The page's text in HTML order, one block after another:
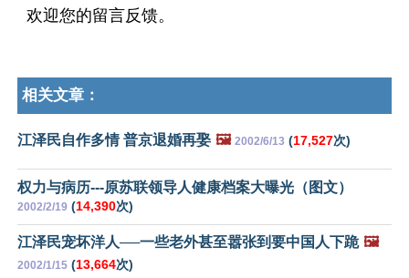
欢迎您的留言反馈。
相关文章：
江泽民自作多情 普京退婚再娶 🖼️ 2002/6/13 (17,527次)
权力与病历---原苏联领导人健康档案大曝光（图文）
2002/2/19 (14,390次)
江泽民宠坏洋人──一些老外甚至嚣张到要中国人下跪 🖼️
2002/1/15 (13,664次)